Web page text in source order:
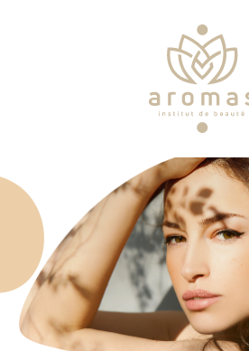
Soins
Je veux faire un bon cadeau
Plan d’accès
Prendre RDV